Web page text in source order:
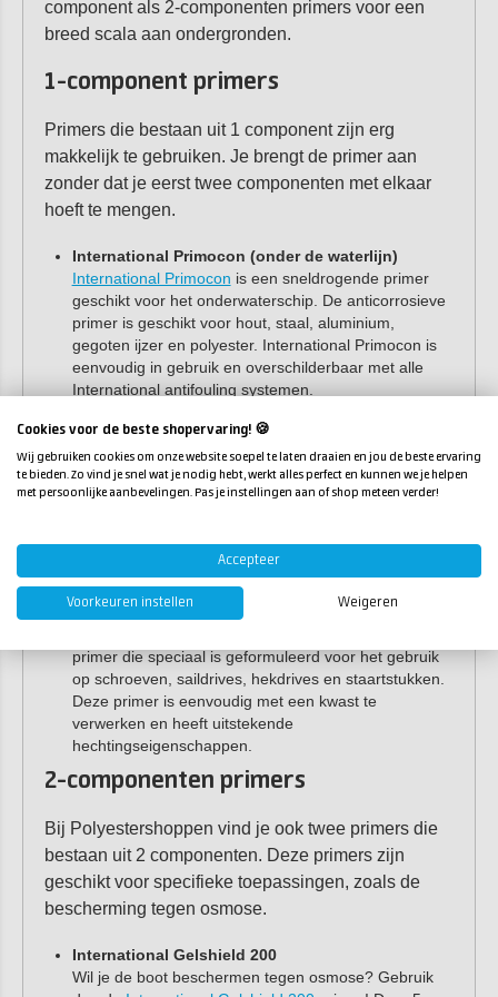
component als 2-componenten primers voor een
breed scala aan ondergronden.
1-component primers
Primers die bestaan uit 1 component zijn erg
makkelijk te gebruiken. Je brengt de primer aan
zonder dat je eerst twee componenten met elkaar
hoeft te mengen.
International Primocon (onder de waterlijn)
International Primocon is een sneldrogende primer
geschikt voor het onderwaterschip. De anticorrosieve
primer is geschikt voor hout, staal, aluminium,
gegoten ijzer en polyester. International Primocon is
eenvoudig in gebruik en overschilderbaar met alle
International antifouling systemen.
International One Up (boven de waterlijn)
International One Upis een 1-component primer voor
boven de waterlijn. Deze primer is eenvoudig in
gebruik en is de ideale primer voordat je het
Gloss HS. Geschikt voor gebruik op polyester en
stalen ondergronden.
International Propeller Primer (voor schroeven)
primer die speciaal is geformuleerd voor het gebruik
op schroeven, saildrives, hekdrives en staartstukken.
Deze primer is eenvoudig met een kwast te
verwerken en heeft uitstekende
hechtingseigenschappen.
2-componenten primers
Bij Polyestershoppen vind je ook twee primers die
bestaan uit 2 componenten. Deze primers zijn
geschikt voor specifieke toepassingen, zoals de
bescherming tegen osmose.
International Gelshield 200
Wil je de boot beschermen tegen osmose? Gebruik
Cookies voor de beste shopervaring! 🍪
Wij gebruiken cookies om onze website soepel te laten draaien en jou de beste ervaring
te bieden. Zo vind je snel wat je nodig hebt, werkt alles perfect en kunnen we je helpen
met persoonlijke aanbevelingen. Pas je instellingen aan of shop meteen verder!
Accepteer
Voorkeuren instellen Weigeren